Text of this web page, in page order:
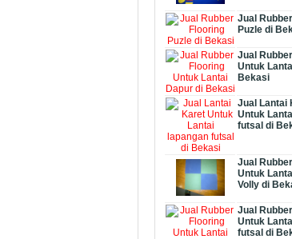
Jual
Puzle di
Jual
Untuk
Bekasi
Jual Lantai
Untuk
futsal di
Jual
Untuk
Volly di
Jual
Untuk
futsal di